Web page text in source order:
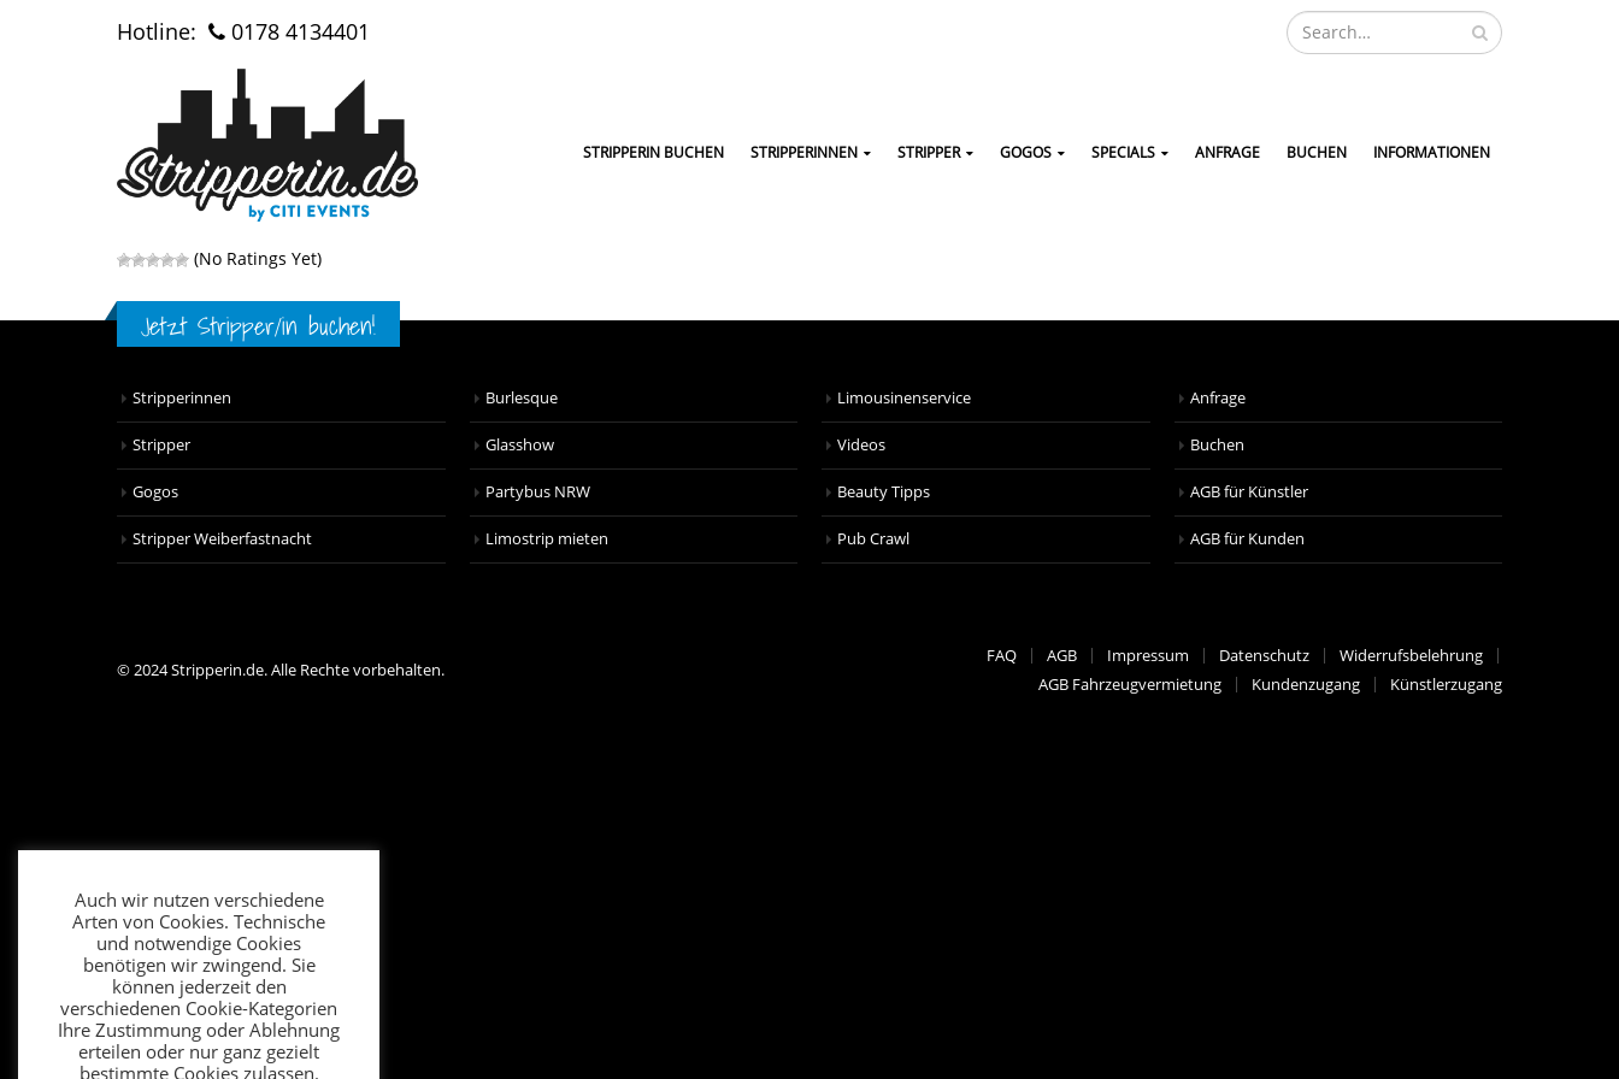
Hotline: 0178 4134401
STRIPPERIN BUCHEN STRIPPERINNEN STRIPPER GOGOS SPECIALS ANFRAGE BUCHEN INFORMATIONEN
(No Ratings Yet)
Jetzt Stripper/in buchen!
Stripperinnen
Stripper
Gogos
Stripper Weiberfastnacht
Burlesque
Glasshow
Partybus NRW
Limostrip mieten
Limousinenservice
Videos
Beauty Tipps
Pub Crawl
Anfrage
Buchen
AGB für Künstler
AGB für Kunden
© 2024 Stripperin.de. Alle Rechte vorbehalten.
FAQ AGB Impressum Datenschutz
Widerrufsbelehrung
AGB Fahrzeugvermietung
Kundenzugang Künstlerzugang
Auch wir nutzen verschiedene
Arten von Cookies. Technische
und notwendige Cookies
benötigen wir zwingend. Sie
können jederzeit den
verschiedenen Cookie-Kategorien
Ihre Zustimmung oder Ablehnung
erteilen oder nur ganz gezielt
bestimmte Cookies zulassen.